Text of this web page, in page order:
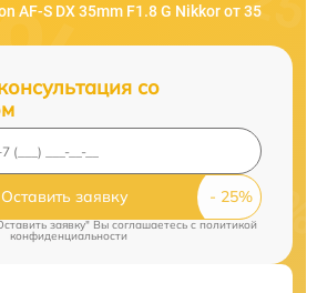
AF-S DX 35mm F1.8 G Nikkor от 35
со
Оставить заявку
заявку" Вы соглашаетесь cполитикой
конфиденциальности